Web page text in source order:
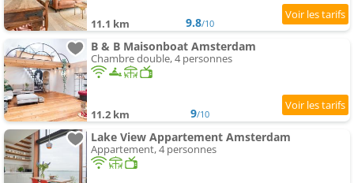
11.1 km 9.8/10
B & B Maisonboat Amsterdam
Chambre double, 4 personnes
11.2 km 9/10
Lake View Appartement Amsterdam
Appartement, 4 personnes